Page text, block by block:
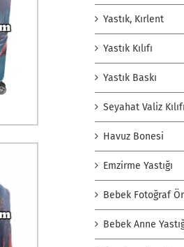
Yastık, Kırlent
Yastık Kılıfı
Yastık Baskı
Seyahat Valiz Kılıfı
Havuz Bonesi
Emzirme Yastığı
Bebek Fotoğraf
Bebek Anne